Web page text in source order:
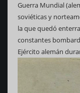
Guerra Mundial
soviéticas y
la que quedó
constantes
Ejército alemán